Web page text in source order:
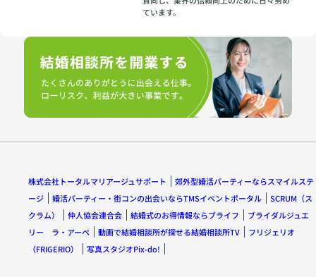
ています。
株式会社トータルマリアージュサポート
郊外型婚活パーティーならスマイルステ
ージ
婚活パーティー・街コンの出会いならTMSイベントポータル
SCRUM（ス
クラム）
仲人協会連合会 結婚式のお得情報ならブライフ
ブライダルジュエ
リー ラ・アーペ
動画で結婚相談所が探せる結婚相談所TV
フリジェリオ
（FRIGERIO）
写真スタジオPix-do!